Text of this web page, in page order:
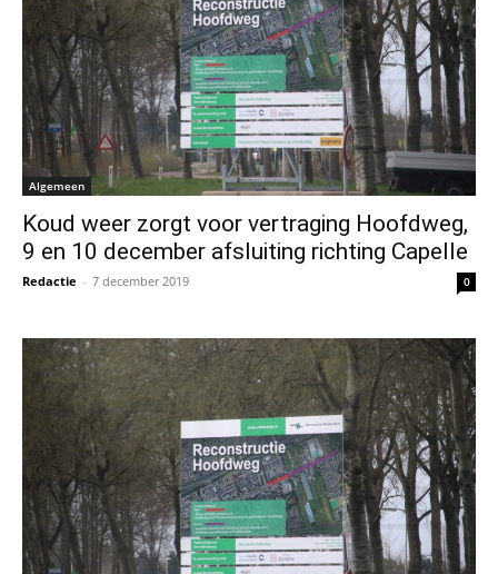
Algemeen
Koud weer zorgt voor vertraging Hoofdweg,
9 en 10 december afsluiting richting Capelle
Redactie - 7 december 2019 0